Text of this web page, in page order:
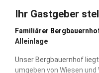
Ihr Gastgeber
Familiärer
Alleinlage
Unser Bergbauernhof
umgeben von Wiesen